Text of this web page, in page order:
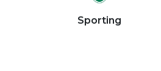
Sporting